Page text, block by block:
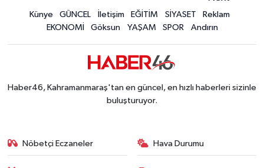
Künye GÜNCEL İletişim EĞİTİM SİYASET
Reklam
EKONOMİ
Göksun YAŞAM SPOR Andırın
Haber46, Kahramanmaraş'tan en güncel, en hızlı haberleri sizinle
buluşturuyor.
Nöbetçi Eczaneler Hava Durumu
YARIŞMALAR
TANITIM